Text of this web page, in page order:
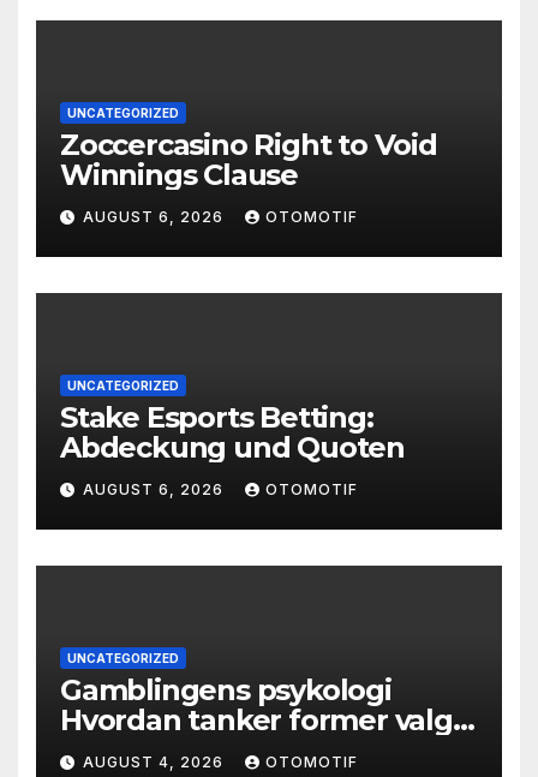
UNCATEGORIZED
Zoccercasino Right to Void
Winnings Clause
AUGUST 6, 2026 OTOMOTIF
UNCATEGORIZED
Stake Esports Betting:
Abdeckung und Quoten
AUGUST 6, 2026 OTOMOTIF
UNCATEGORIZED
Gamblingens psykologi
Hvordan tanker former valg
og atferd
AUGUST 4, 2026 OTOMOTIF